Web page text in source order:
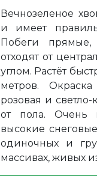
Вечнозеленое
и имеет
Побеги прямые,
отходят от
углом. Растёт
метров.
розовая и
от пола. Очень
высокие
одиночных и
массивах, живых